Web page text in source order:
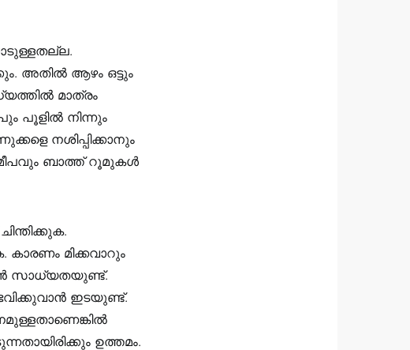
അതിൽ ആഴം ഒട്ടും
മാത്രം
പൂളിൽ നിന്നും
നശിപ്പിക്കാനും
ബാത്ത് റൂമുകൾ
മിക്കവാറും
സാധ്യതയുണ്ട്.
ഇടയുണ്ട്.
ഉത്തമം.